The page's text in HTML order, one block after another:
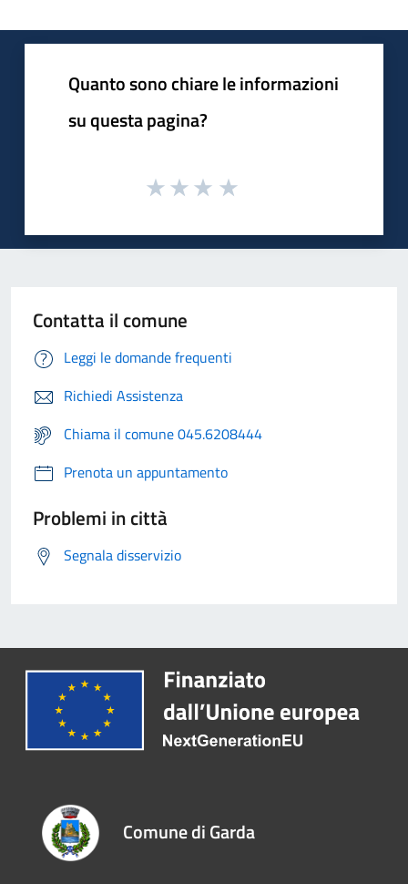
Quanto sono chiare le informazioni
su questa pagina?
Contatta il comune
Leggi le domande frequenti
Richiedi Assistenza
Chiama il comune 045.6208444
Prenota un appuntamento
Problemi in città
Segnala disservizio
Comune di Garda